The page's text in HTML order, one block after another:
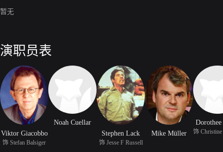
暂无
演职员表
Viktor Giacobbo
饰 Stefan Balsiger
Noah Cuellar
Stephen Lack
饰 Jesse F Russell
Mike Müller
Dorothee